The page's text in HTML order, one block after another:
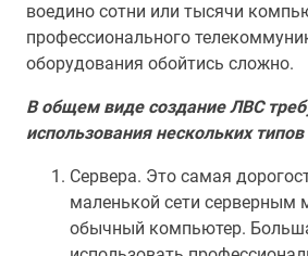
воедино сотни или тысячи
профессионального
оборудования обойтись сложно.
В общем виде создание ЛВС
использования нескольких
Сервера. Это самая
маленькой сети серверным
обычный компьютер.